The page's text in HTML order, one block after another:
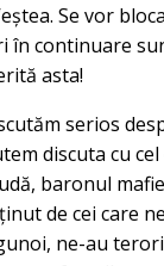
Se vor
în continuare
asta!
serios
discuta cu
baronul
de cei care
ne-au